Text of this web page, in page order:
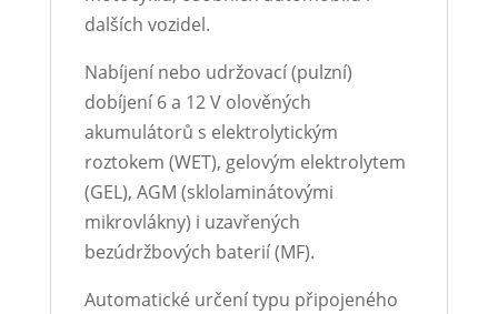
dalších vozidel.
Nabíjení nebo udržovací (pulzní)
dobíjení 6 a 12 V olověných
akumulátorů s elektrolytickým
roztokem (WET), gelovým elektrolytem
(GEL), AGM (sklolaminátovými
mikrovlákny) i uzavřených
bezúdržbových baterií (MF).
Automatické určení typu připojeného